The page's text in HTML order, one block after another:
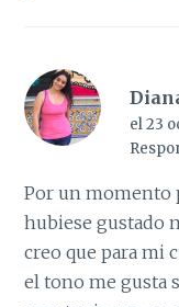
el 23
Por un momento
hubiese gustado
creo que para mi
el tono me gusta